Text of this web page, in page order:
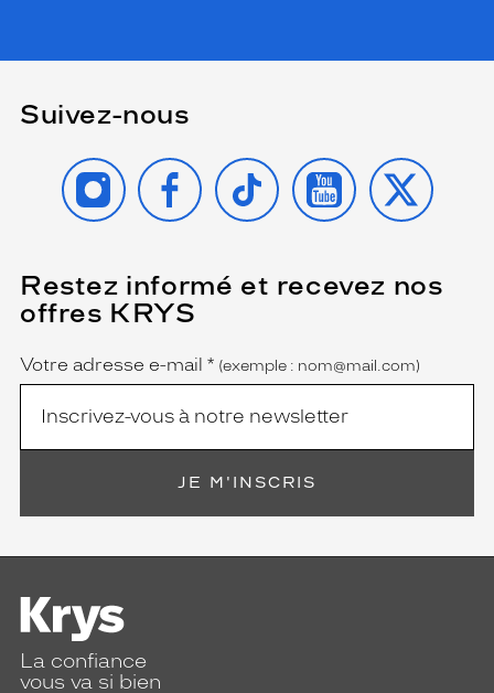
Suivez-nous
INSTAGRAMFACEBOOK
TIKTOK YOUTUBE
X
Restez informé et recevez nos
offres KRYS
Name
Votre adresse e-mail *
(Ce
champ
est
obligatoire)
(exemple : nom@mail.com)
JE M'INSCRIS
La confiance
vous va si bien